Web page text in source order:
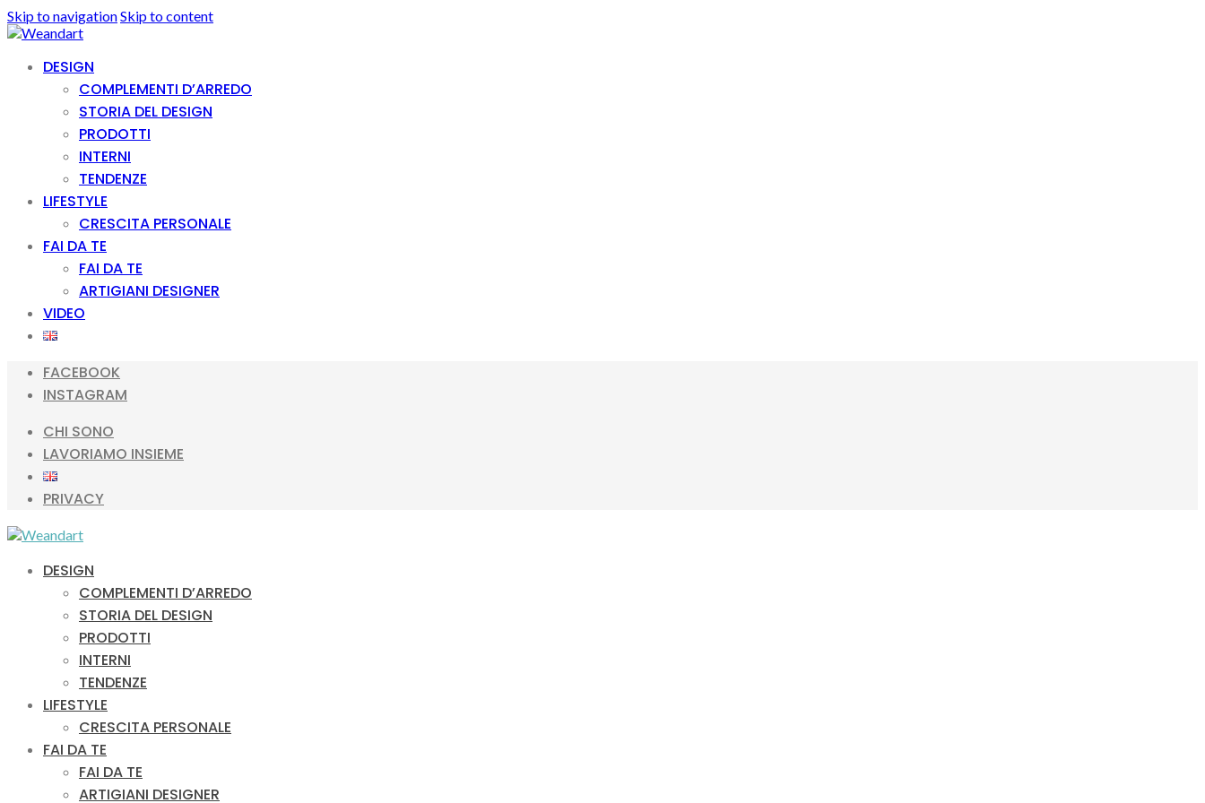
Skip to navigationSkip to content
DESIGN
COMPLEMENTI D’ARREDO
STORIA DEL DESIGN
PRODOTTI
INTERNI
TENDENZE
LIFESTYLE
CRESCITA PERSONALE
FAI DA TE
FAI DA TE
ARTIGIANI DESIGNER
VIDEO
FACEBOOK
INSTAGRAM
CHI SONO
LAVORIAMO INSIEME
PRIVACY
DESIGN
COMPLEMENTI D’ARREDO
STORIA DEL DESIGN
PRODOTTI
INTERNI
TENDENZE
LIFESTYLE
CRESCITA PERSONALE
FAI DA TE
FAI DA TE
ARTIGIANI DESIGNER